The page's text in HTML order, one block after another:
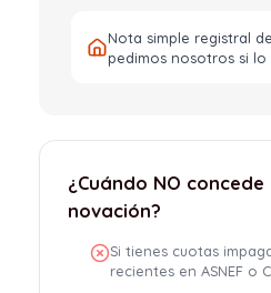
Nota simple registral
pedimos nosotros si lo
¿Cuándo NO
novación?
Si tienes cuotas
recientes en ASNEF o